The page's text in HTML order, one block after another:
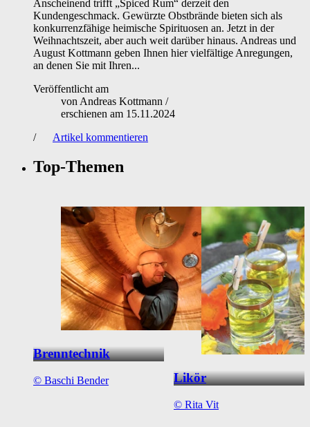
Anscheinend trifft „Spiced Rum“ derzeit den
Kundengeschmack. Gewürzte Obstbrände bieten sich als
konkurrenzfähige heimische Spirituosen an. Jetzt in der
Weihnachtszeit, aber auch weit darüber hinaus. Andreas und
August Kottmann geben Ihnen hier vielfältige Anregungen,
an denen Sie mit Ihren...
Veröffentlicht am
von Andreas Kottmann /
erschienen am 15.11.2024
/
Artikel kommentieren
Top-Themen
Brenntechnik
© Baschi Bender Likör
© Rita Vit